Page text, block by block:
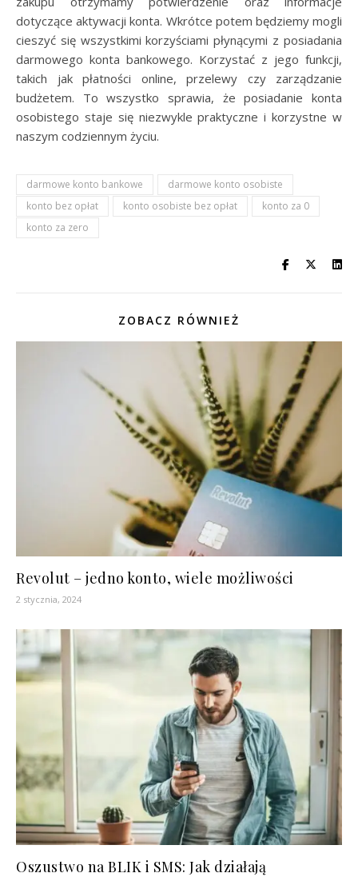
dotyczące aktywacji konta. Wkrótce potem będziemy mogli
cieszyć się wszystkimi korzyściami płynącymi z posiadania
darmowego konta bankowego. Korzystać z jego funkcji,
takich jak płatności online, przelewy czy zarządzanie
budżetem. To wszystko sprawia, że posiadanie konta
osobistego staje się niezwykle praktyczne i korzystne w
naszym codziennym życiu.
darmowe konto bankowe
darmowe konto osobiste
konto bez opłat
konto osobiste bez opłat
konto za 0
konto za zero
ZOBACZ RÓWNIEŻ
Revolut – jedno konto, wiele możliwości
2 stycznia, 2024
Oszustwo na BLIK i SMS: Jak działają